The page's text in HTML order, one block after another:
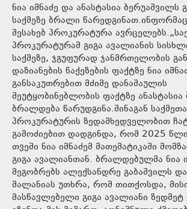
ნია იმნაძე და ანასტასია ბერუაშვილს
საქმეზე ბრალი
შესახებ პროკურატურა
პროკურატურამ გიგა ავალიანის
საქმეზე, ჯგუფურად ჯანმრთელობის
დაზიანების წაქეზების ფაქტზე ნია
განსაკუთრებით მძიმე დანაშაულის
შეუტყობინებლობის ფაქტზე
ბრალდება წარუდგინა.შინაგან
პროკურატურის ზედამხედველობით
გამოძიებით დადგინდა, რომ 2025
თვეში ნია იმნაძემ მათემატიკაში
გიგა ავალიანთან. ბრალდებულმა ნია
მეგობრებს ალექსანდრე გაბაშვილს
მალანიას უთხრა, რომ თითქოსდა,
მასწავლებელი გიგა ავალიანი